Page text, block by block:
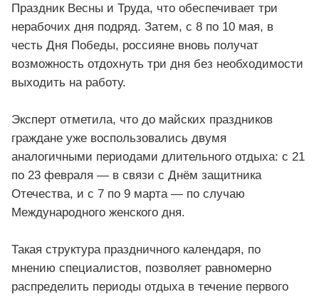
Праздник Весны и Труда, что обеспечивает три
нерабочих дня подряд. Затем, с 8 по 10 мая, в
честь Дня Победы, россияне вновь получат
возможность отдохнуть три дня без необходимости
выходить на работу.
Эксперт отметила, что до майских праздников
граждане уже воспользовались двумя
аналогичными периодами длительного отдыха: с 21
по 23 февраля — в связи с Днём защитника
Отечества, и с 7 по 9 марта — по случаю
Международного женского дня.
Такая структура праздничного календаря, по
мнению специалистов, позволяет равномерно
распределить периоды отдыха в течение первого